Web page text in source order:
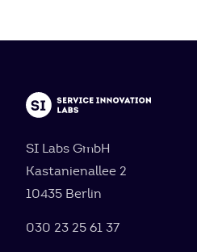
SI Labs GmbH
Kastanienallee 2
10435 Berlin
030 23 25 61 37